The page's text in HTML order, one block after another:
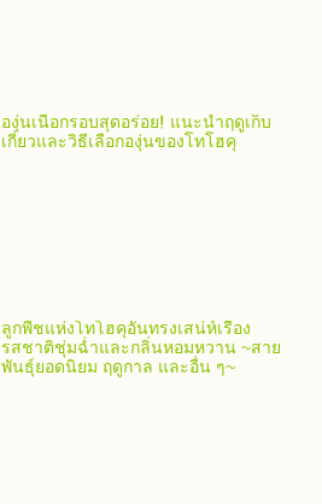
องุ่นเนื้อกรอบสุดอร่อย! แนะนำฤดูเก็บ
เกี่ยวและวิธีเลือกองุ่นของโทโฮคุ
ลูกพีชแห่งโทโฮคุอันทรงเสน่ห์เรื่อง
รสชาติชุ่มฉ่ำและกลิ่นหอมหวาน ~สาย
พันธุ์ยอดนิยม ฤดูกาล และอื่น ๆ~